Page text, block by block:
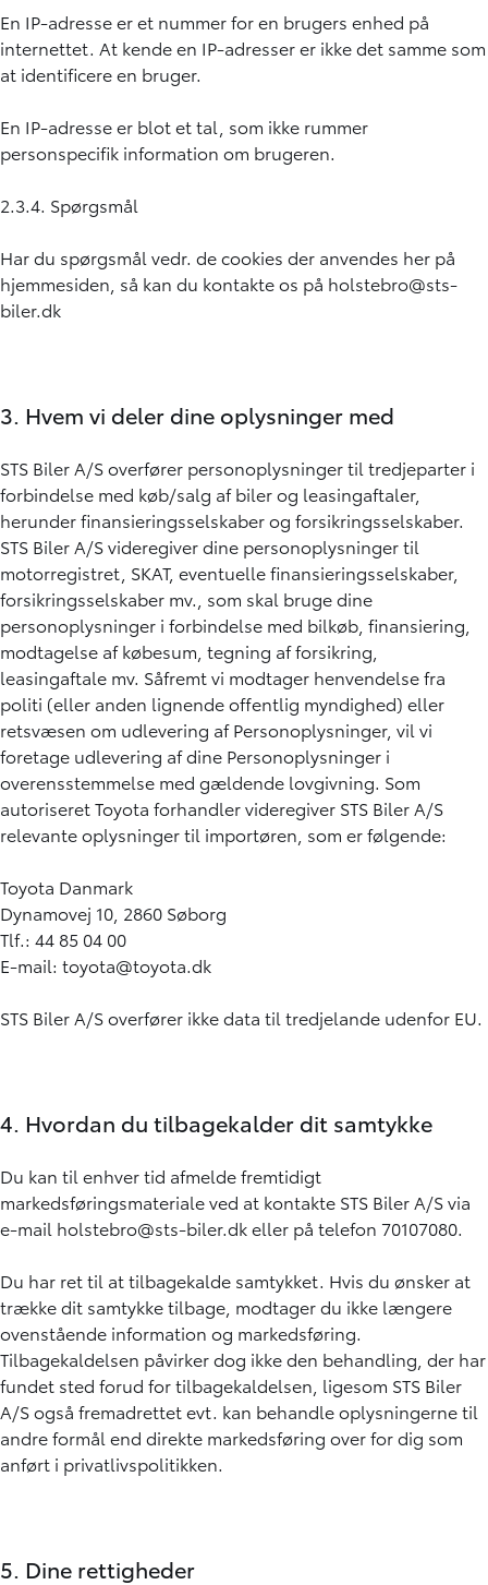
En IP-adresse er et nummer for en brugers enhed på
internettet. At kende en IP-adresser er ikke det samme som
at identificere en bruger.
En IP-adresse er blot et tal, som ikke rummer
personspecifik information om brugeren.
2.3.4. Spørgsmål
Har du spørgsmål vedr. de cookies der anvendes her på
hjemmesiden, så kan du kontakte os på holstebro@sts-
biler.dk
3. Hvem vi deler dine oplysninger med
STS Biler A/S overfører personoplysninger til tredjeparter i
forbindelse med køb/salg af biler og leasingaftaler,
herunder finansieringsselskaber og forsikringsselskaber.
STS Biler A/S videregiver dine personoplysninger til
motorregistret, SKAT, eventuelle finansieringsselskaber,
forsikringsselskaber mv., som skal bruge dine
personoplysninger i forbindelse med bilkøb, finansiering,
modtagelse af købesum, tegning af forsikring,
leasingaftale mv. Såfremt vi modtager henvendelse fra
politi (eller anden lignende offentlig myndighed) eller
retsvæsen om udlevering af Personoplysninger, vil vi
foretage udlevering af dine Personoplysninger i
overensstemmelse med gældende lovgivning. Som
autoriseret Toyota forhandler videregiver STS Biler A/S
relevante oplysninger til importøren, som er følgende:
Toyota Danmark
Dynamovej 10, 2860 Søborg
Tlf.: 44 85 04 00
E-mail: toyota@toyota.dk
STS Biler A/S overfører ikke data til tredjelande udenfor EU.
4. Hvordan du tilbagekalder dit samtykke
Du kan til enhver tid afmelde fremtidigt
markedsføringsmateriale ved at kontakte STS Biler A/S via
e-mail holstebro@sts-biler.dk eller på telefon 70107080.
Du har ret til at tilbagekalde samtykket. Hvis du ønsker at
trække dit samtykke tilbage, modtager du ikke længere
ovenstående information og markedsføring.
Tilbagekaldelsen påvirker dog ikke den behandling, der har
fundet sted forud for tilbagekaldelsen, ligesom STS Biler
A/S også fremadrettet evt. kan behandle oplysningerne til
andre formål end direkte markedsføring over for dig som
anført i privatlivspolitikken.
5. Dine rettigheder